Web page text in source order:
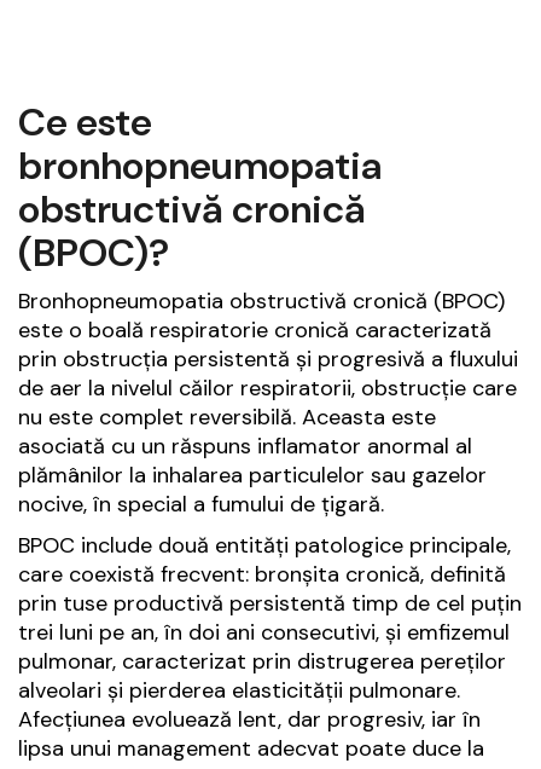
Ce este
bronhopneumopatia
obstructivă cronică
(BPOC)?
Bronhopneumopatia obstructivă cronică (BPOC)
este o boală respiratorie cronică caracterizată
prin obstrucția persistentă și progresivă a fluxului
de aer la nivelul căilor respiratorii, obstrucție care
nu este complet reversibilă. Aceasta este
asociată cu un răspuns inflamator anormal al
plămânilor la inhalarea particulelor sau gazelor
nocive, în special a fumului de țigară.
BPOC include două entități patologice principale,
care coexistă frecvent: bronșita cronică, definită
prin tuse productivă persistentă timp de cel puțin
trei luni pe an, în doi ani consecutivi, și emfizemul
pulmonar, caracterizat prin distrugerea pereților
alveolari și pierderea elasticității pulmonare.
Afecțiunea evoluează lent, dar progresiv, iar în
lipsa unui management adecvat poate duce la